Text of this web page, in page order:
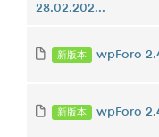
28.02.202...
新版本 wpForo
新版本 wpForo